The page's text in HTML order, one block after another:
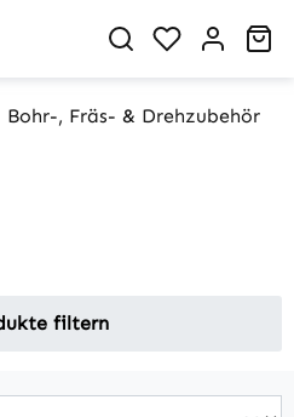
Du hast 0
Bohr-, Fräs- & Drehzubehör
filtern